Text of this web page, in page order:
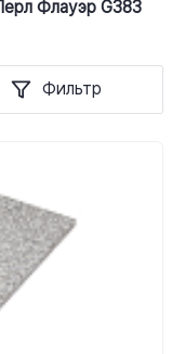
Флауэр G383
Фильтр